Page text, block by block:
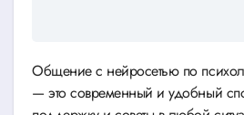
Общение с нейросетью по
— это современный и удобный